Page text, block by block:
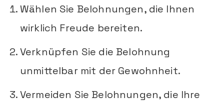
Wählen Sie Belohnungen, die Ihnen
wirklich Freude bereiten.
Verknüpfen Sie die Belohnung
unmittelbar mit der Gewohnheit.
Vermeiden Sie Belohnungen, die Ihre